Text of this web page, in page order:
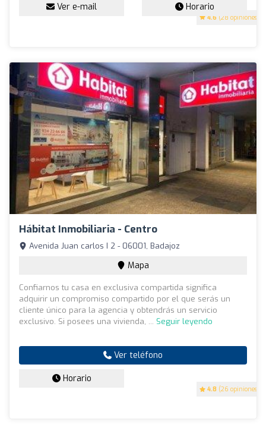
4.6 (28 opiniones)
Ver e-mail Horario
Hábitat Inmobiliaria - Centro
4.8 (26 opiniones)
Avenida Juan carlos I 2 - 06001, Badajoz
Mapa
Confiarnos tu casa en exclusiva compartida significa
adquirir un compromiso compartido por el que serás un
cliente único para la agencia y obtendrás un servicio
exclusivo. Si posees una vivienda, ... Seguir leyendo
Ver teléfono
Horario